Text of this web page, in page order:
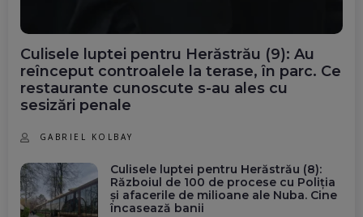
Culisele luptei pentru Herăstrău (9): Au
reînceput controalele la terase, în parc. Ce
restaurante cunoscute s-au ales cu
sesizări penale
GABRIEL KOLBAY
Culisele luptei pentru Herăstrău (8):
Războiul de 100 de procese cu Poliția
și afacerile de milioane ale Nuba. Cine
încasează banii